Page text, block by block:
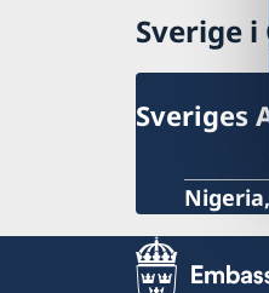
Aktuella
Allmänna
Terrorism
In- och
Lokala lagar
Kriminalitet
Resa i landet
Sverige i
Sveriges